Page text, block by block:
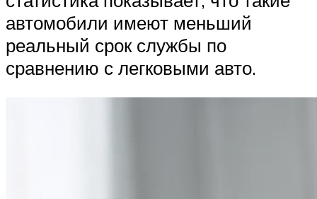
автомобили имеют меньший
реальный срок службы по
сравнению с легковыми авто.